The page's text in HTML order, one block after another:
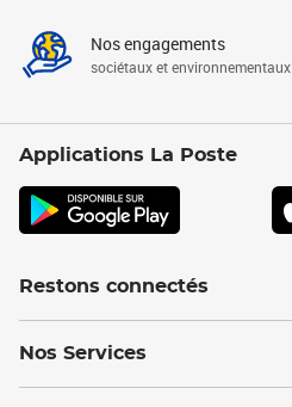
Nos engagements
sociétaux et environnementaux
Applications La Poste
Restons connectés
Nos Services